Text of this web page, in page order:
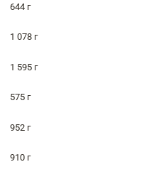
644 г
1 078 г
1 595 г
575 г
952 г
910 г